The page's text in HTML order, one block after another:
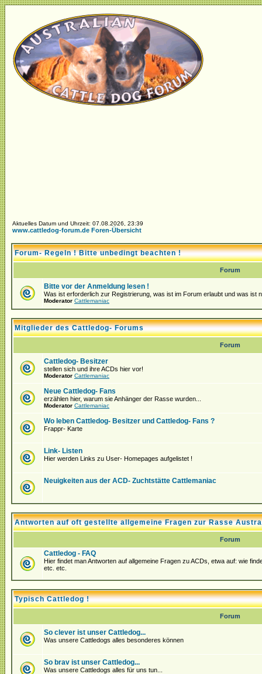
Aktuelles Datum und Uhrzeit: 07.08.2026, 23:39
www.cattledog-forum.de Foren-Übersicht
Forum- Regeln ! Bitte unbedingt beachten !
Forum
Bitte vor der Anmeldung lesen !
Was ist erforderlich zur Registrierung, was ist im Forum erlaubt und was ist
Moderator Cattlemaniac
Mitglieder des Cattledog- Forums
Forum
Cattledog- Besitzer
stellen sich und ihre ACDs hier vor!
Moderator Cattlemaniac
Neue Cattledog- Fans
erzählen hier, warum sie Anhänger der Rasse wurden...
Moderator Cattlemaniac
Wo leben Cattledog- Besitzer und Cattledog- Fans ?
Frappr- Karte
Link- Listen
Hier werden Links zu User- Homepages aufgelistet !
Neuigkeiten aus der ACD- Zuchtstätte Cattlemaniac
Antworten auf oft gestellte allgemeine Fragen zur Rasse
Forum
Cattledog - FAQ
Hier findet man Antworten auf allgemeine Fragen zu ACDs, etwa auf: wie
etc. etc.
Typisch Cattledog !
Forum
So clever ist unser Cattledog...
Was unsere Cattledogs alles besonderes können
So brav ist unser Cattledog...
Was unsere Cattledogs alles für uns tun...